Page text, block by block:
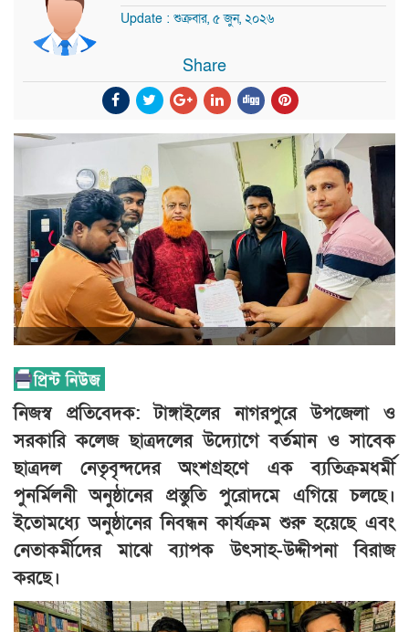
Update : শুক্রবার, ৫ জুন, ২০২৬
Share
নিজস্ব প্রতিবেদক: টাঙ্গাইলের নাগরপুরে উপজেলা ও
সরকারি কলেজ ছাত্রদলের উদ্যোগে বর্তমান ও সাবেক
ছাত্রদল নেতৃবৃন্দদের অংশগ্রহণে এক ব্যতিক্রমধর্মী
পুনর্মিলনী অনুষ্ঠানের প্রস্তুতি পুরোদমে এগিয়ে চলছে।
ইতোমধ্যে অনুষ্ঠানের নিবন্ধন কার্যক্রম শুরু হয়েছে এবং
নেতাকর্মীদের মাঝে ব্যাপক উৎসাহ-উদ্দীপনা বিরাজ
করছে।